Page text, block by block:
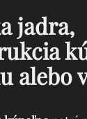
jadra,
alebo